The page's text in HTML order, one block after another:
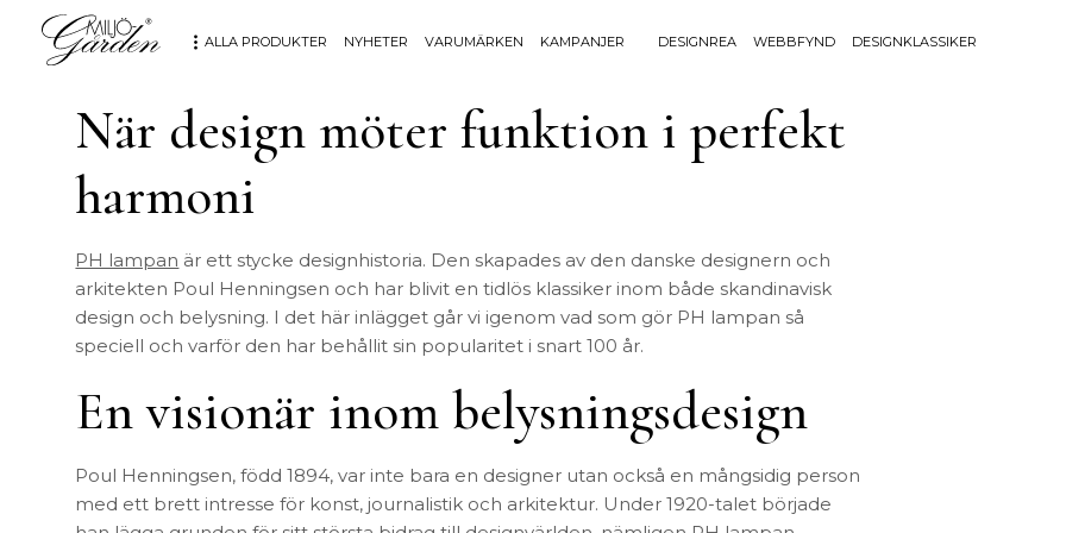
ALLA PRODUKTER
MÖBLER
Bord
Hallbänkar
Kontorsmöbler
Möbeltillbehör
Soffor
Stolsdynor
DEKORATION
Affischer
Dekorativt
Fat & skålar
Förvaring
Klockor
Kök & Servering
Kontor
BELYSNING
Lamptillbehör
Portabla Lampor
Spotlights
Utebelysning
Vägglampor
NYHETER VARUMÄRKEN KAMPANJER DESIGNREA WEBBFYND DESIGNKLASSIKER
När design möter funktion i perfekt
harmoni
PH lampan är ett stycke designhistoria. Den skapades av den danske designern och
arkitekten Poul Henningsen och har blivit en tidlös klassiker inom både skandinavisk
design och belysning. I det här inlägget går vi igenom vad som gör PH lampan så
speciell och varför den har behållit sin popularitet i snart 100 år.
En visionär inom belysningsdesign
Poul Henningsen, född 1894, var inte bara en designer utan också en mångsidig person
med ett brett intresse för konst, journalistik och arkitektur. Under 1920-talet började